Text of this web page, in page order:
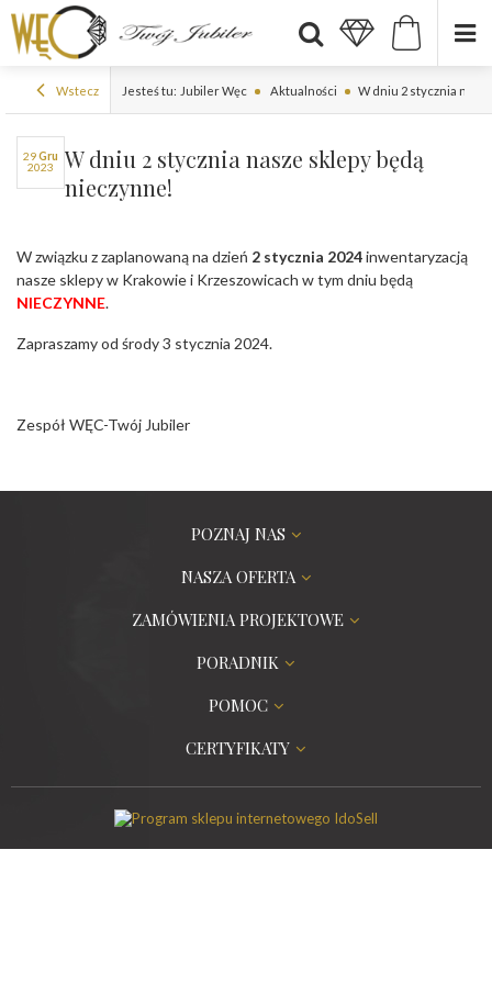
Wstecz Jesteś tu: Jubiler Węc Aktualności W dniu 2 stycznia
29
gru
2023
W dniu 2 stycznia nasze sklepy będą
nieczynne!
W związku z zaplanowaną na dzień 2 stycznia 2024inwentaryzacją
nasze sklepy w Krakowie i Krzeszowicach w tym dniu będą
NIECZYNNE.
Zapraszamy od środy 3 stycznia 2024.
Zespół WĘC-Twój Jubiler
POZNAJ NAS
NASZA OFERTA
ZAMÓWIENIA PROJEKTOWE
PORADNIK
POMOC
CERTYFIKATY